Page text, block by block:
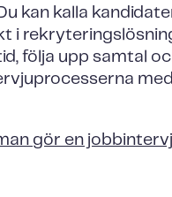
kan kalla
i
följa upp samtal
gör en